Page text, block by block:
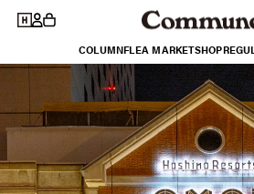
ンツに
イ
ー
COLUMNFLEA MARKETSHOP